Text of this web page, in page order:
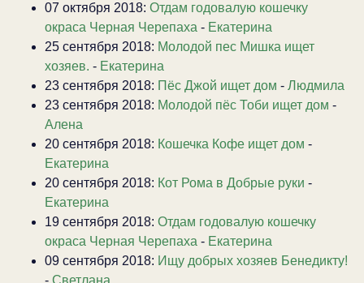
07 октября 2018: Отдам годовалую кошечку
окраса Черная Черепаха - Екатерина
25 сентября 2018: Молодой пес Мишка ищет
хозяев. - Екатерина
23 сентября 2018: Пёс Джой ищет дом - Людмила
23 сентября 2018: Молодой пёс Тоби ищет дом -
Алена
20 сентября 2018: Кошечка Кофе ищет дом -
Екатерина
20 сентября 2018: Кот Рома в Добрые руки -
Екатерина
19 сентября 2018: Отдам годовалую кошечку
окраса Черная Черепаха - Екатерина
09 сентября 2018: Ищу добрых хозяев Бенедикту!
- Светлана